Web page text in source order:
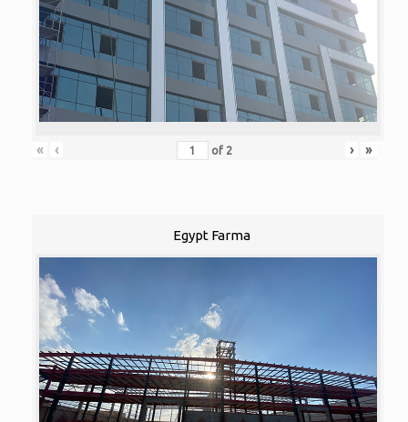
« ‹ of 2 › »
Egypt Farma